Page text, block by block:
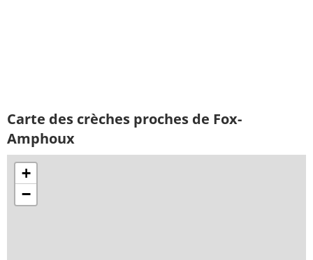
Carte des crèches proches de Fox-
Amphoux
+
−